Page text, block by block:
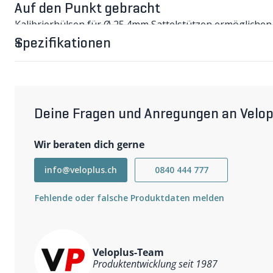
Auf den Punkt gebracht
Kalibrierhülsen für Ø 25.4mm Sattelstützen
das Rahmenrohr.
Kalibrierhülsen für Ø 25.4mm
Innen-Ø des Sattelrohres.
2. Wählen Sie die passende Sattelstütze mit dem
3. Wenn nötig, ergänzen Sie die fehlenden mm mit
W = Wandstärke der Hülse in mm, ID =
finden im Bereich Werkzeuge).
Wichtigste Eigenschaften
Präzise Anpassung der Sattelstütze an das Rahmenrohr
Spezifikationen
Deine Fragen und Anregungen an
Wir beraten dich gerne
info@veloplus.ch 0840 444 777
Fehlende oder falsche Produktdaten melden
Veloplus-Team
Produktentwicklung seit 1987